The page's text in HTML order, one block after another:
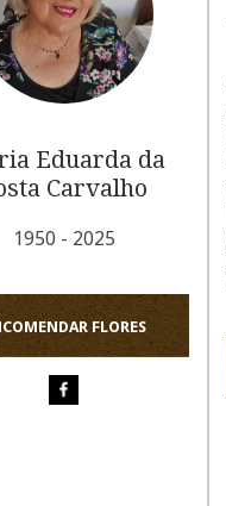
Eduarda da
Carvalho
1950 - 2025
FLORES